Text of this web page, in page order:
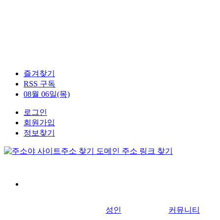
즐겨찾기
RSS 구독
08월 06일(목)
로그인
회원가입
정보찾기
성인 커뮤니티